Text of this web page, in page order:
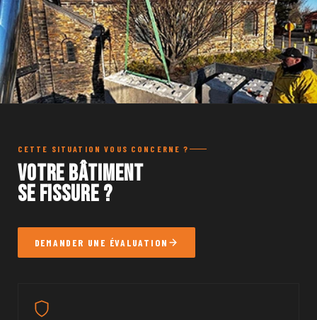
CETTE SITUATION VOUS CONCERNE ?
Votre bâtiment
se fissure ?
DEMANDER UNE ÉVALUATION